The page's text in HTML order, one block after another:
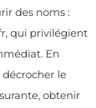
des noms :
qui privilégient
En
le
obtenir